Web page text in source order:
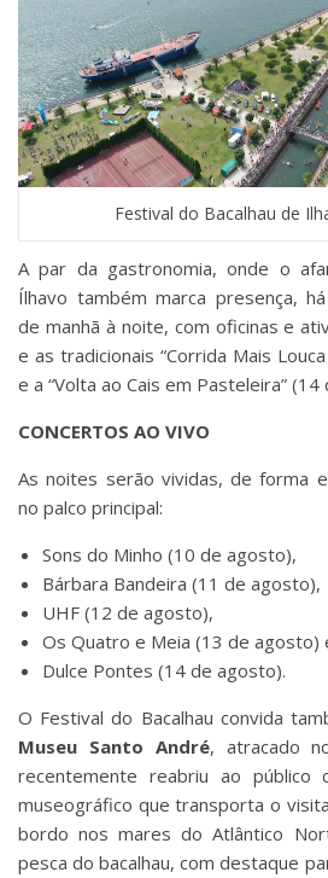
Festival do Bacalhau de
A par da gastronomia, onde o
Ílhavo também marca presença,
de manhã à noite, com oficinas e
e as tradicionais “Corrida Mais
e a “Volta ao Cais em Pasteleira”
CONCERTOS AO VIVO
As noites serão vividas, de forma
no palco principal:
Sons do Minho (10 de agosto),
Bárbara Bandeira (11 de agosto),
UHF (12 de agosto),
Os Quatro e Meia (13 de agosto)
Dulce Pontes (14 de agosto).
O Festival do Bacalhau convida
Museu Santo André, atracado
recentemente reabriu ao público
museográfico que transporta o
bordo nos mares do Atlântico
pesca do bacalhau, com destaque